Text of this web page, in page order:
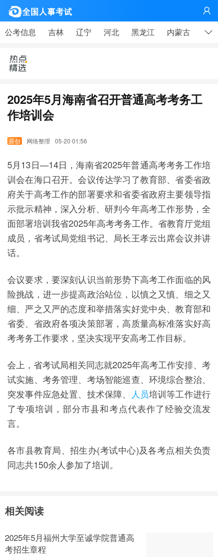

公考信息 吉林 辽宁 河北 黑龙江 内蒙古 山东
2025年5月海南省召开普通高考考务工
作培训会
网络整理 05-20 01:56
5月13日—14日，海南省2025年普通高考考务工作培
训会在海口召开。会议传达学习了教育部、省委省政
府关于高考工作的部署要求和省委省政府主要领导指
示批示精神，深入分析、研判今年高考工作形势，全
面部署培训我省2025年高考考务工作。省教育厅党组
成员，省考试局党组书记、局长王孝云出席会议并讲
话。
会议要求，要深刻认识当前形势下高考工作面临的风
险挑战，进一步提高政治站位，以慎之又慎、细之又
细、严之又严的态度和举措落实好党中央、教育部和
省委、省政府各项决策部署，高质量高标准落实好高
考考务工作要求，坚决实现平安高考工作目标。
会上，省考试局相关同志就2025年高考工作安排、考
试实施、考务管理、考场智能巡查、环境综合整治、
突发事件应急处置、技术保障、
人员培训等工作进行
了专项培训，部分市县和考点代表作了经验交流发
言。
各市县教育局、招生办(考试中心)及各考点相关负责
同志共150余人参加了培训。
相关阅读
2025年5月福州大学至诚学院普通高
考招生章程